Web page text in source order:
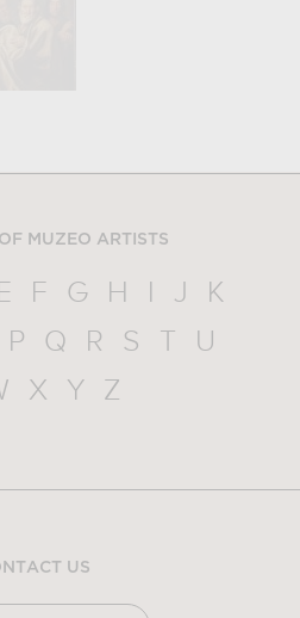
MUZEO ARTISTS
F G H I J
K
P Q R S T
U
X Y Z
US